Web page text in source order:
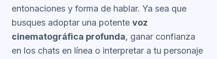
entonaciones y forma de hablar. Ya sea que
busques adoptar una potente voz
cinematográfica profunda, ganar confianza
en los chats en línea o interpretar a tu personaje